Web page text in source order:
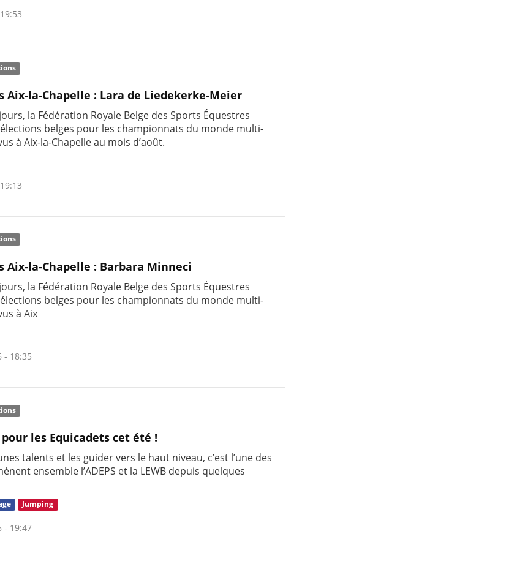
Aix-la-Chapelle : Lara de Liedekerke-Meier
la Fédération Royale Belge des Sports Équestres
belges pour les championnats du monde multi-
à Aix-la-Chapelle au mois d’août.
Aix-la-Chapelle : Barbara Minneci
la Fédération Royale Belge des Sports Équestres
belges pour les championnats du monde multi-
à Aix
- 18:35
les Equicadets cet été !
talents et les guider vers le haut niveau, c’est l’une des
ensemble l’ADEPS et la LEWB depuis quelques
Jumping
- 19:47